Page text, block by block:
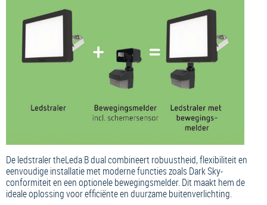
De ledstralertheLeda B dual combineert robuustheid, flexibiliteit en
eenvoudige installatie met moderne functies zoals Dark Sky-
conformiteit en een optionele bewegingsmelder. Dit maakt hem de
ideale oplossing voor efficiënte en duurzame buitenverlichting.